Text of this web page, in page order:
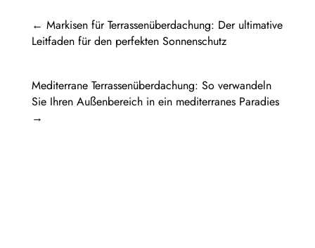
← Markisen für Terrassenüberdachung: Der ultimative
Leitfaden für den perfekten Sonnenschutz
Mediterrane Terrassenüberdachung: So verwandeln
Sie Ihren Außenbereich in ein mediterranes Paradies
→